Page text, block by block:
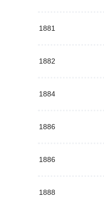
1881
1882
1884
1886
1886
1888